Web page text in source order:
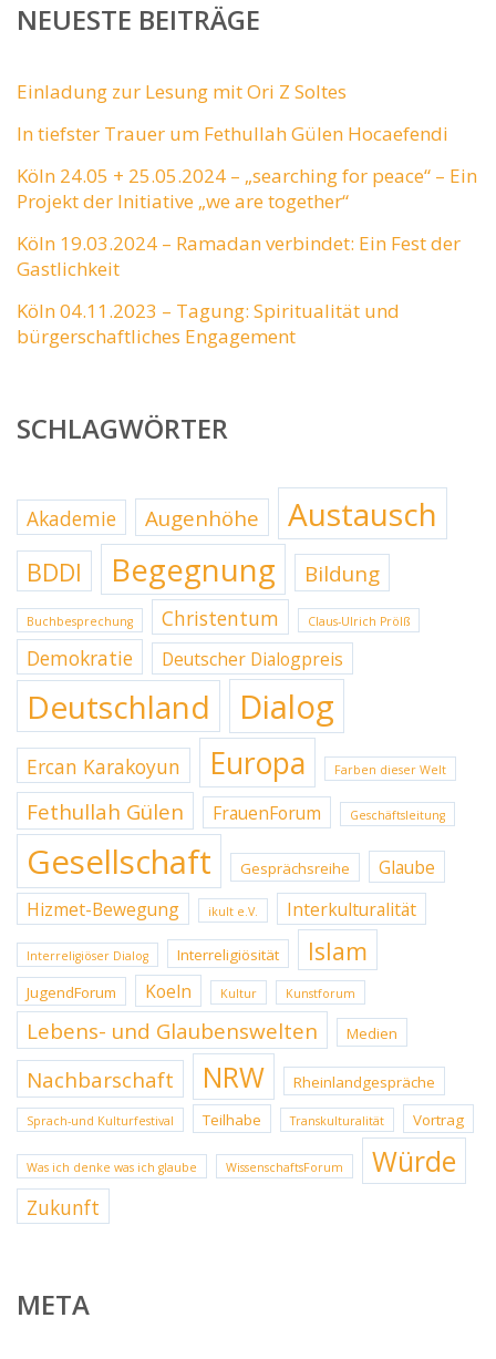
NEUESTE BEITRÄGE
Einladung zur Lesung mit Ori Z Soltes
In tiefster Trauer um Fethullah Gülen Hocaefendi
Köln 24.05 + 25.05.2024 – „searching for peace“ – Ein
Projekt der Initiative „we are together“
Köln 19.03.2024 – Ramadan verbindet: Ein Fest der
Gastlichkeit
Köln 04.11.2023 – Tagung: Spiritualität und
bürgerschaftliches Engagement
SCHLAGWÖRTER
Akademie Augenhöhe Austausch
BDDI Begegnung Bildung
Buchbesprechung Christentum Claus-Ulrich Prölß
Demokratie Deutscher Dialogpreis
Deutschland Dialog
Ercan Karakoyun Europa Farben dieser Welt
Fethullah Gülen FrauenForum Geschäftsleitung
Gesellschaft Gesprächsreihe
Glaube
Hizmet-Bewegung
ikult e.V. Interkulturalität
Interreligiöser Dialog Interreligiösität Islam
JugendForum Koeln Kultur Kunstforum
Lebens- und Glaubenswelten Medien
Nachbarschaft NRW Rheinlandgespräche
Sprach-und Kulturfestival Teilhabe Transkulturalität Vortrag
Was ich denke was ich glaube WissenschaftsForum Würde
Zukunft
META